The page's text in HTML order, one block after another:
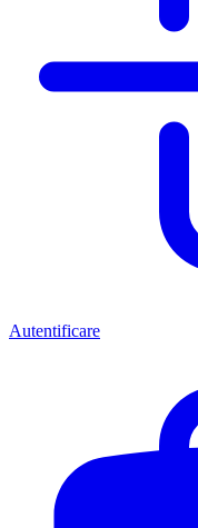
Autentificare